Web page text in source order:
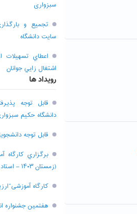
سبزواری
تجميع و
سايت دانشگاه
اعطاي
اشتغال زايي جوانان
رویداد ها
دانشگاه حکیم
قابل توجه
برگزاري کارگاه
(زمستان ۱۴۰۳ – استاد بهرامي)
کارگاه
هفتمين جشنواره